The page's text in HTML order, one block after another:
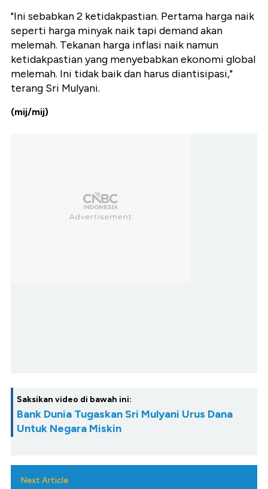
"Ini sebabkan 2 ketidakpastian. Pertama harga naik
seperti harga minyak naik tapi demand akan
melemah. Tekanan harga inflasi naik namun
ketidakpastian yang menyebabkan ekonomi global
melemah. Ini tidak baik dan harus diantisipasi,"
terang Sri Mulyani.
(mij/mij)
Saksikan video di bawah ini:
Bank Dunia Tugaskan Sri Mulyani Urus Dana
Untuk Negara Miskin
Next Article